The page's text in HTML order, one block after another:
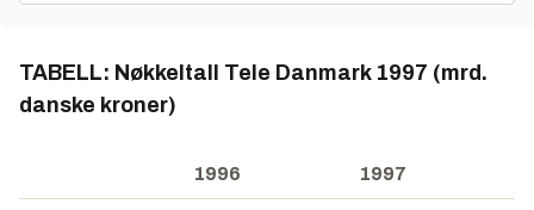
TABELL: Nøkkeltall Tele Danmark 1997 (mrd.
danske kroner)
1996 1997